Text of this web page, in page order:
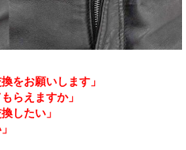
をお願いします」
らえますか」
したい」